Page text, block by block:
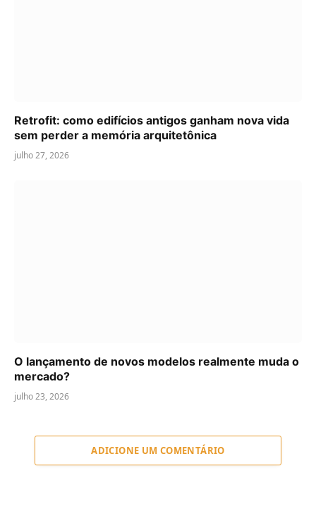
Retrofit: como edifícios antigos ganham nova vida
sem perder a memória arquitetônica
julho 27, 2026
O lançamento de novos modelos realmente muda o
mercado?
julho 23, 2026
ADICIONE UM COMENTÁRIO